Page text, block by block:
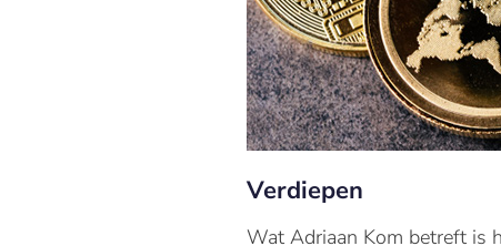
Verdiepen
Wat Adriaan Kom betreft is